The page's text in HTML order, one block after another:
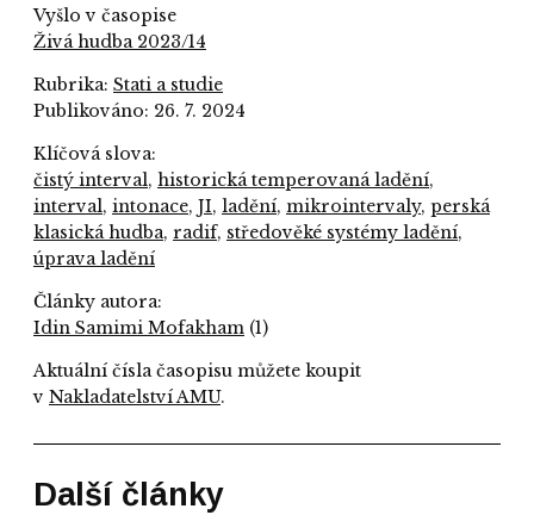
Vyšlo v časopise
Živá hudba 2023/14
Rubrika: Stati a studie
Publikováno: 26. 7. 2024
Klíčová slova:
čistý interval, historická temperovaná ladění,
interval, intonace, JI, ladění, mikrointervaly, perská
klasická hudba, radif, středověké systémy ladění,
úprava ladění
Články autora:
Idin Samimi Mofakham (1)
Aktuální čísla časopisu můžete koupit
v Nakladatelství AMU.
Další články